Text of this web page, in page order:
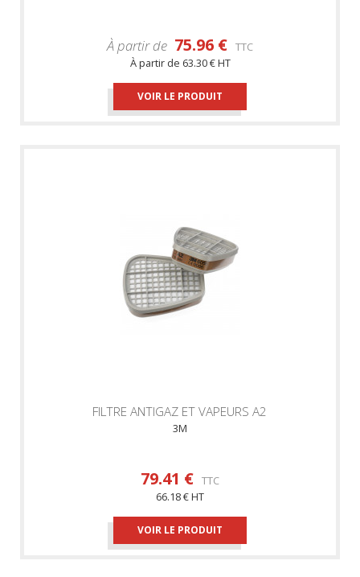
À partir de 75.96 € TTC
À partir de 63.30 € HT
VOIR LE PRODUIT
FILTRE ANTIGAZ ET VAPEURS A2
3M
79.41 € TTC
66.18 € HT
VOIR LE PRODUIT